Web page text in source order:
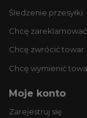
Śledzenie przesyłki
Chcę
Chcę zwrócić towar
Chcę wymienić
Moje konto
Zarejestruj się